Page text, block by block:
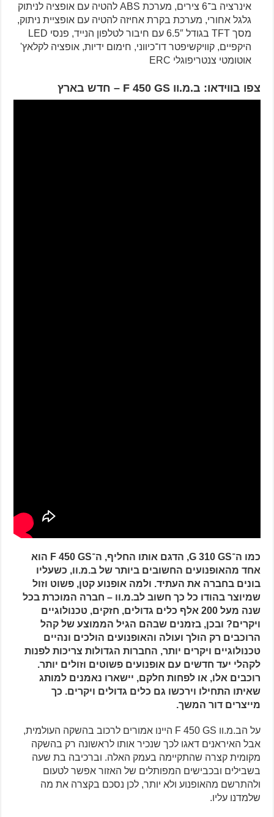
אינרציה ב־6 צירים, מערכת ABS להטיה עם אופציה לניתוק
גלגל אחורי, מערכת בקרת אחיזה להטיה עם אופציית ניתוק,
מסך TFT בגודל 6.5″ עם חיבור לטלפון הנייד, פנסי LED
היקפיים, קוויקשיפטר דו־כיווני, חימום ידיות, אופציה לקלאץ'
אוטומטי צנטריפוגלי ERC
צפו בווידאו: ב.מ.וו F 450 GS – חדש בארץ
כמו ה־G 310 GS, הדגם אותו החליף, ה־F 450 GS הוא
אחד מהאופנועים החשובים ביותר של ב.מ.וו, כשעליו
בונים בחברה את העתיד. ולמה אופנוע קטן, פשוט וזול
שמיוצר בהודו כל כך חשוב לב.מ.וו – חברה המוכרת בכל
שנה מעל 200 אלף כלים גדולים, חזקים, טכנולוגיים
ויקרים? ובכן, בזמנים שבהם הגיל הממוצע של קהל
הרוכבים רק הולך ועולה והאופנועים הולכים ונהיים
טכנולוגיים ויקרים יותר, החברות הגדולות צריכות לפנות
לקהלי יעד חדשים עם אופנועים פשוטים וזולים יותר.
רוכבים אלו, או לפחות חלקם, יישארו נאמנים למותג
שאיתו התחילו וירכשו גם כלים גדולים ויקרים. כך
מייצרים דור המשך.
על הב.מ.וו F 450 GS היינו אמורים לרכוב בהשקה העולמית,
אבל האיראנים דאגו לכך שנכיר אותו לראשונה רק בהשקה
מקומית קצרה שהתקיימה בעמק האלה. וברכיבה בת שעה
בשבילים ובכבישים המפותלים של האזור אפשר לטעום
ולהתרשם מהאופנוע ולא יותר, לכן נסכם בקצרה את מה
שלמדנו עליו.